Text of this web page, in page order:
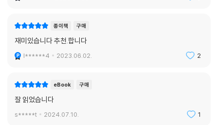
종이책 구매
재미있습니다 추천.합니다
l******4 2023.06.02. 2
eBook 구매
잘 읽었습니다
s*****t 2024.07.10. 1